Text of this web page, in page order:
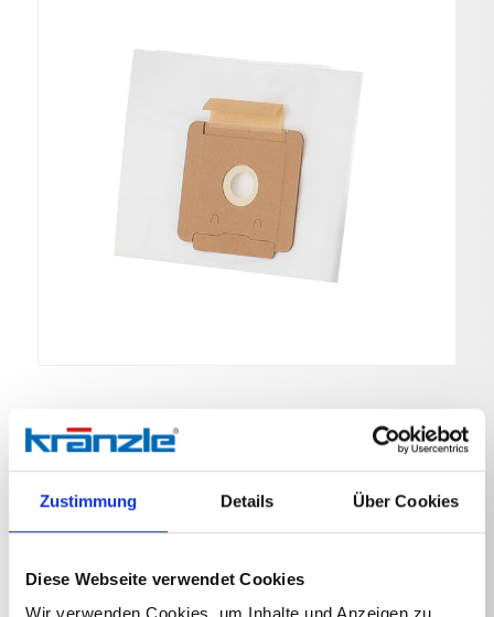
Zustimmung Details Über Cookies
Diese Webseite verwendet Cookies
Filterbeutel
Art. Nr. 571003